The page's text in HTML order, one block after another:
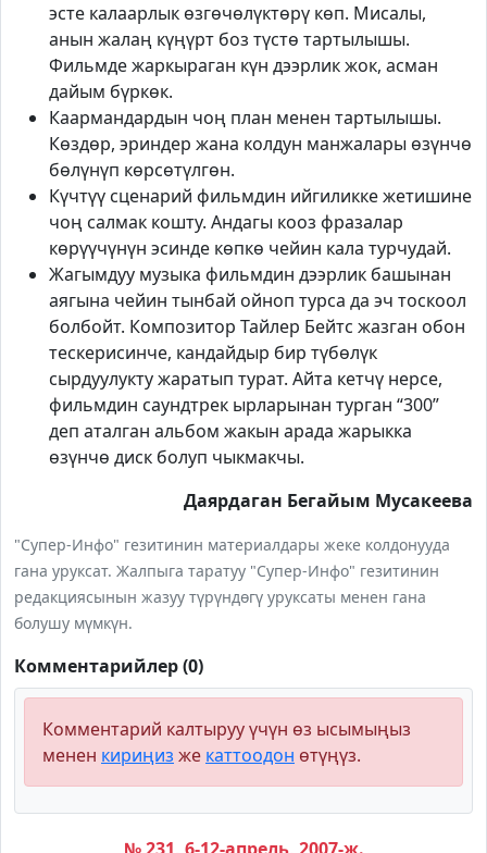
эсте калаарлык өзгөчөлүктөрү көп. Мисалы,
анын жалаң күңүрт боз түстө тартылышы.
Фильмде жаркыраган күн дээрлик жок, асман
дайым бүркөк.
Каармандардын чоң план менен тартылышы.
Көздөр, эриндер жана колдун манжалары өзүнчө
бөлүнүп көрсөтүлгөн.
Күчтүү сценарий фильмдин ийгиликке жетишине
чоң салмак кошту. Андагы кооз фразалар
көрүүчүнүн эсинде көпкө чейин кала турчудай.
Жагымдуу музыка фильмдин дээрлик башынан
аягына чейин тынбай ойноп турса да эч тоскоол
болбойт. Композитор Тайлер Бейтс жазган обон
тескерисинче, кандайдыр бир түбөлүк
сырдуулукту жаратып турат. Айта кетчү нерсе,
фильмдин саундтрек ырларынан турган “300”
деп аталган альбом жакын арада жарыкка
өзүнчө диск болуп чыкмакчы.
Даярдаган Бегайым Мусакеева
"Супер-Инфо" гезитинин материалдары жеке колдонууда
гана уруксат. Жалпыга таратуу "Супер-Инфо" гезитинин
редакциясынын жазуу түрүндөгү уруксаты менен гана
болушу мүмкүн.
Комментарийлер (0)
Комментарий калтыруу үчүн өз ысымыңыз
менен кириңиз же каттоодон өтүңүз.